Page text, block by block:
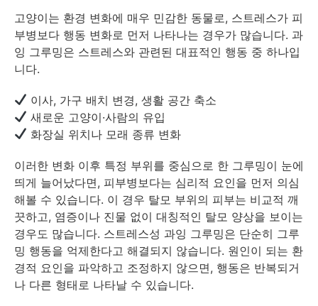
고양이는 환경 변화에 매우 민감한 동물로, 스트레스가 피
부병보다 행동 변화로 먼저 나타나는 경우가 많습니다. 과
잉 그루밍은 스트레스와 관련된 대표적인 행동 중 하나입
니다.
이사, 가구 배치 변경, 생활 공간 축소
새로운 고양이·사람의 유입
화장실 위치나 모래 종류 변화
이러한 변화 이후 특정 부위를 중심으로 한 그루밍이 눈에
띄게 늘어났다면, 피부병보다는 심리적 요인을 먼저 의심
해볼 수 있습니다. 이 경우 탈모 부위의 피부는 비교적 깨
끗하고, 염증이나 진물 없이 대칭적인 탈모 양상을 보이는
경우도 많습니다. 스트레스성 과잉 그루밍은 단순히 그루
밍 행동을 억제한다고 해결되지 않습니다. 원인이 되는 환
경적 요인을 파악하고 조정하지 않으면, 행동은 반복되거
나 다른 형태로 나타날 수 있습니다.